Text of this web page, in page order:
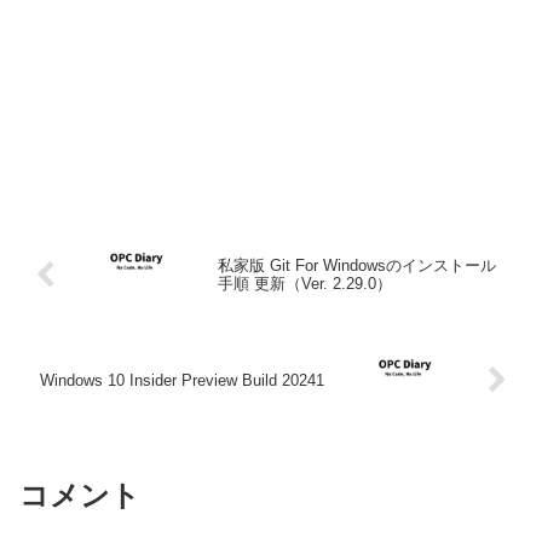
私家版 Git For Windowsのインストール
手順 更新（Ver. 2.29.0）
Windows 10 Insider Preview Build 20241
コメント